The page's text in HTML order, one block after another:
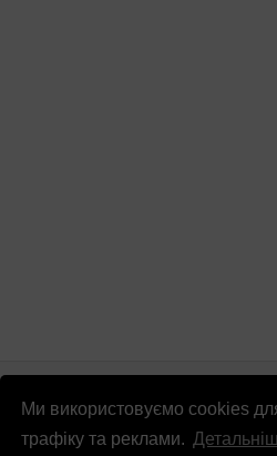
Ми використовуємо cookies
трафіку та реклами.
© Патріоти України 2026 Правова
info@